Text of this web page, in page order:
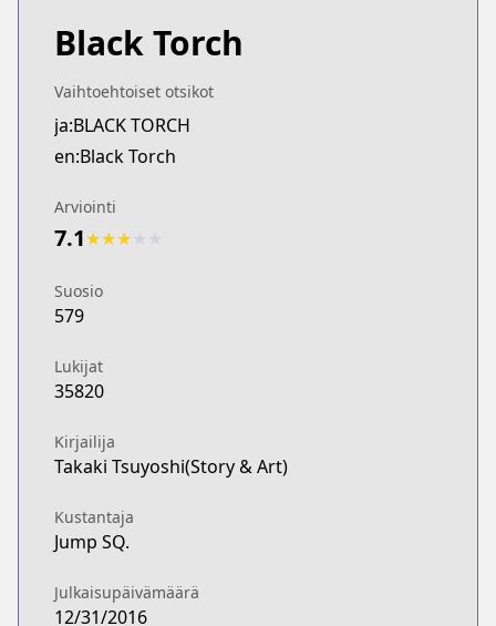
Black Torch
Vaihtoehtoiset otsikot
ja:BLACK TORCH
en:Black Torch
Arviointi
7.1★★★
Suosio
579
Lukijat
35820
Kirjailija
Takaki Tsuyoshi(Story & Art)
Kustantaja
Jump SQ.
Julkaisupäivämäärä
12/31/2016